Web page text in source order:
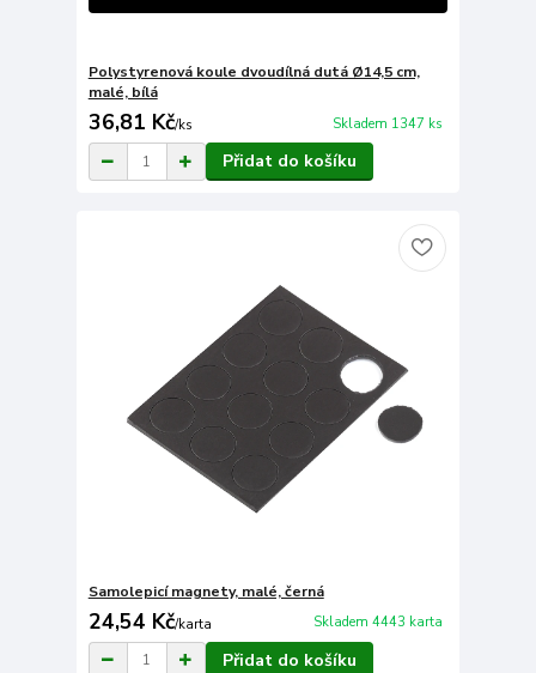
Polystyrenová koule dvoudílná dutá Ø14,5 cm,
malé, bílá
36,81 Kč/ks Skladem 1347 ks
Přidat do košíku
Samolepicí magnety, malé, černá
24,54 Kč/karta Skladem 4443 karta
Přidat do košíku